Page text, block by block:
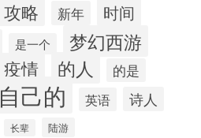
攻略 新年 时间
是一个 梦幻西游
疫情 的人 的是
自己的 英语 诗人
长辈 陆游